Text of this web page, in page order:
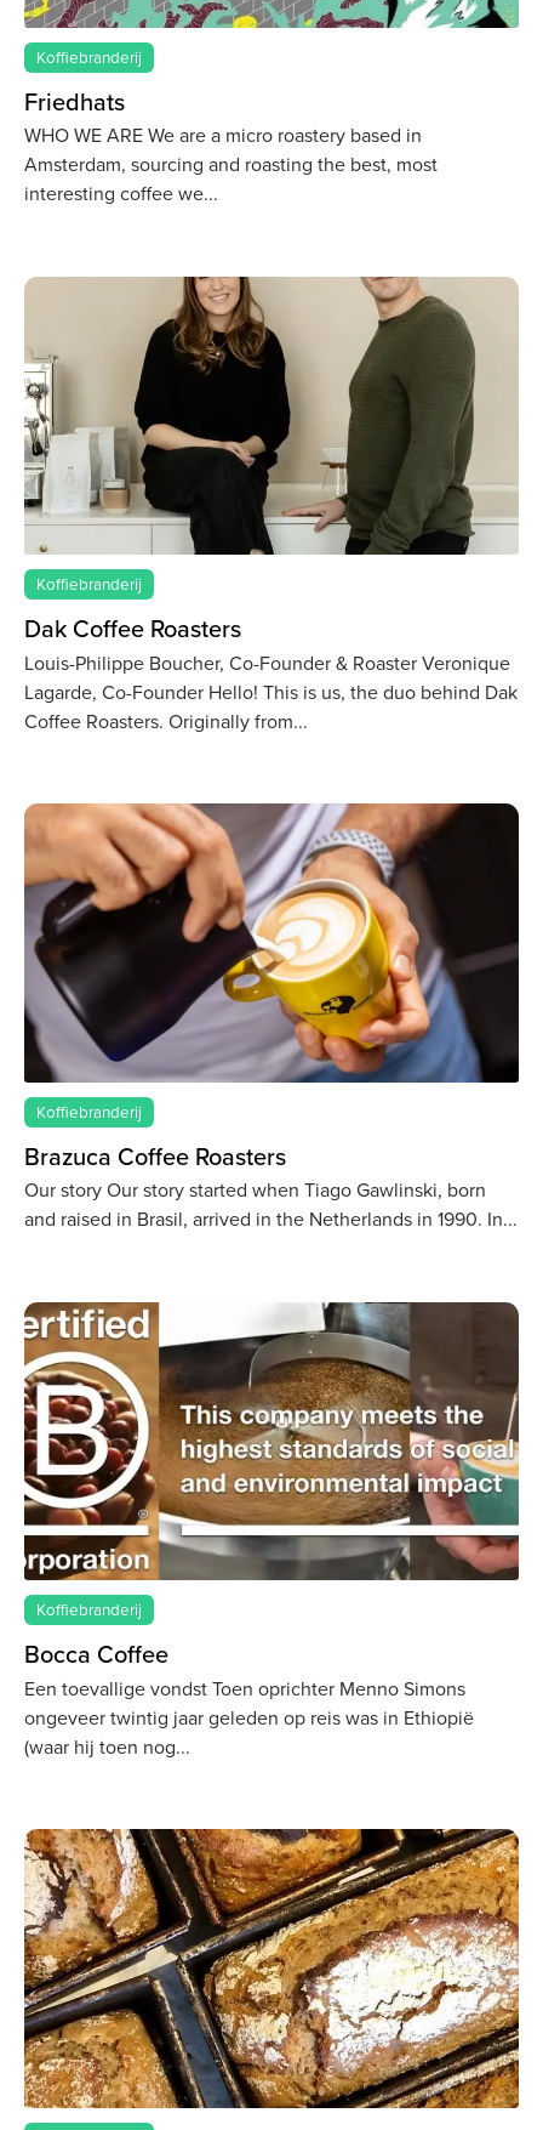
Koffiebranderij
Friedhats
WHO WE ARE We are a micro roastery based in
Amsterdam, sourcing and roasting the best, most
interesting coffee we
Koffiebranderij
Dak Coffee Roasters
Louis-Philippe Boucher, Co-Founder & Roaster Veronique
Lagarde, Co-Founder Hello! This is us, the duo behind Dak
Coffee Roasters. Originally from
Koffiebranderij
Brazuca Coffee Roasters
Our story Our story started when Tiago Gawlinski, born
and raised in Brasil, arrived in the Netherlands in 1990. In
Koffiebranderij
Bocca Coffee
Een toevallige vondst Toen oprichter Menno Simons
ongeveer twintig jaar geleden op reis was in Ethiopië
(waar hij toen nog